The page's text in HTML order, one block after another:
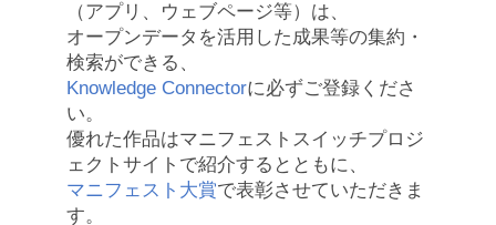
（アプリ、ウェブページ等）は、
オープンデータを活用した成果等の集約・
検索ができる、
Knowledge Connectorに必ずご登録くださ
い。
優れた作品はマニフェストスイッチプロジ
ェクトサイトで紹介するとともに、
マニフェスト大賞で表彰させていただきま
す。